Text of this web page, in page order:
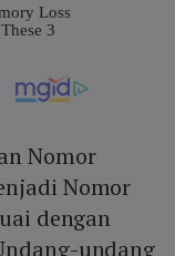
Nomor
Nomor
dengan
undang